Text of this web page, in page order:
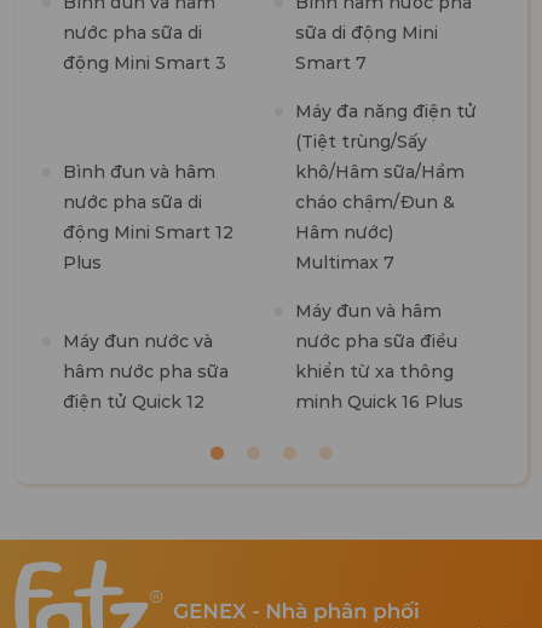
nước pha sữa di
động Mini Smart 3
sữa di động Mini
Smart 7
Bình đun và hâm
nước pha sữa di
động Mini Smart 12
Plus
Máy đa năng điện tử
(Tiệt trùng/Sấy
khô/Hâm sữa/Hầm
cháo chậm/Đun &
Hâm nước)
Multimax 7
Máy đun nước và
hâm nước pha sữa
điện tử Quick 12
Máy đun và hâm
nước pha sữa điều
khiển từ xa thông
minh Quick 16 Plus